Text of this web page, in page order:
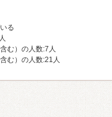
る
む）の人数:7人
む）の人数:21人